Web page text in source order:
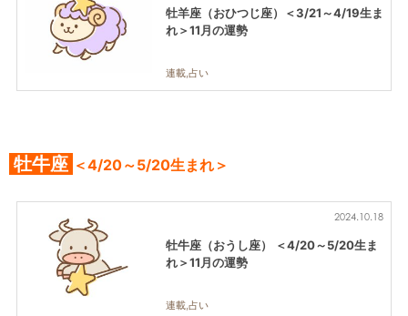
牡羊座（おひつじ座）＜3/21～4/19生ま
れ＞11月の運勢
連載,占い
牡牛座 ＜4/20～5/20生まれ＞
2024.10.18
牡牛座（おうし座） ＜4/20～5/20生ま
れ＞11月の運勢
連載,占い